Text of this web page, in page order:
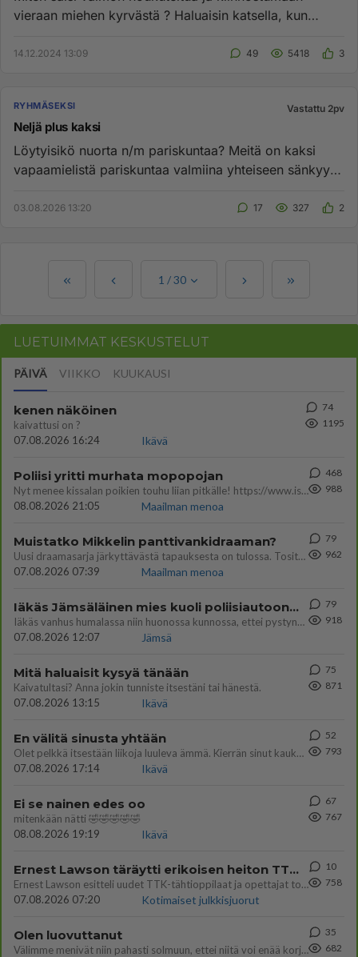
vieraan miehen kyrvästä ? Haluaisin katsella, kun
14.12.2024 13:09 49 5418 3
RYHMÄSEKSI Vastattu 2pv
Neljä plus kaksi
Löytyisikö nuorta n/m pariskuntaa? Meitä on kaksi
vapaamielistä pariskuntaa valmiina yhteiseen sänkyyn.
03.08.2026 13:20 17 327 2
1 /30
LUETUIMMAT KESKUSTELUT
PÄIVÄ VIIKKO KUUKAUSI
kenen näköinen
kaivattusi on ?
07.08.2026 16:24
Ikävä
74
1195
Poliisi yritti murhata mopopojan
Nyt menee kissalan poikien touhu liian pitkälle! https://www.is.fi/kotimaa/art-2000012193221.html Karu video mopomiiti
08.08.2026 21:05
Maailman menoa
468
988
Muistatko Mikkelin panttivankidraaman?
Uusi draamasarja järkyttävästä tapauksesta on tulossa. Tositapahtumiin perustuva sarja ammentaa vuoden 1986 Mikkelin pan
07.08.2026 07:39
Maailman menoa
79
962
Iäkäs Jämsäläinen mies kuoli poliisiautoon matkalla Jyväskylän putkaan
Iäkäs vanhus humalassa niin huonossa kunnossa, ettei pystynyt huolehtimaan itsestään niin ainoa apu sillä hetkellä oli
07.08.2026 12:07
Jämsä
79
918
Mitä haluaisit kysyä tänään
Kaivatultasi? Anna jokin tunniste itsestäni tai hänestä.
07.08.2026 13:15
Ikävä
75
871
En välitä sinusta yhtään
Olet pelkkä itsestään liikoja luuleva ämmä. Kierrän sinut kaukaa nyt ja aina. Olit mulle pelkkä lelu vaan.
07.08.2026 17:14
Ikävä
52
793
Ei se nainen edes oo
mitenkään nätti 🤣🤣🤣🤣🤣
08.08.2026 19:19
Ikävä
67
767
Ernest Lawson täräytti erikoisen heiton TTK-lehdistötilaisuudessa: " Onko tässä tarkoituksena...?"
Ernest Lawson esitteli uudet TTK-tähtioppilaat ja opettajat torstaina 6.8. lehdistölle. Tulevalla kaudella on yksi hausk
07.08.2026 07:20
Kotimaiset julkkisjuorut
10
758
Olen luovuttanut
Välimme menivät niin pahasti solmuun, ettei niitä voi enää korjata. On aika jatkaa elämässä eteenpäin. Toivon sulle kaik
35
682